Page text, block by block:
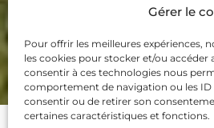
Gérer le
Pour offrir les meilleures expériences,
les cookies pour stocker et/ou accéder
consentir à ces technologies nous
comportement de navigation ou les ID
consentir ou de retirer son
certaines caractéristiques et fonctions.